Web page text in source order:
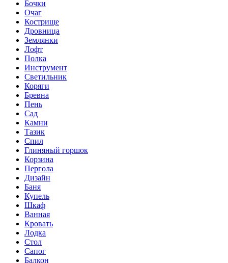
Бочки
Очаг
Кострище
Дровница
Землянки
Лофт
Полка
Инструмент
Светильник
Коряги
Бревна
Пень
Сад
Камни
Тазик
Спил
Глиняный горшок
Корзина
Пергола
Дизайн
Баня
Купель
Шкаф
Ванная
Кровать
Лодка
Стол
Сапог
Балкон